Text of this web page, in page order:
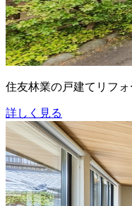
住友林業の戸建てリフォ
詳しく見る